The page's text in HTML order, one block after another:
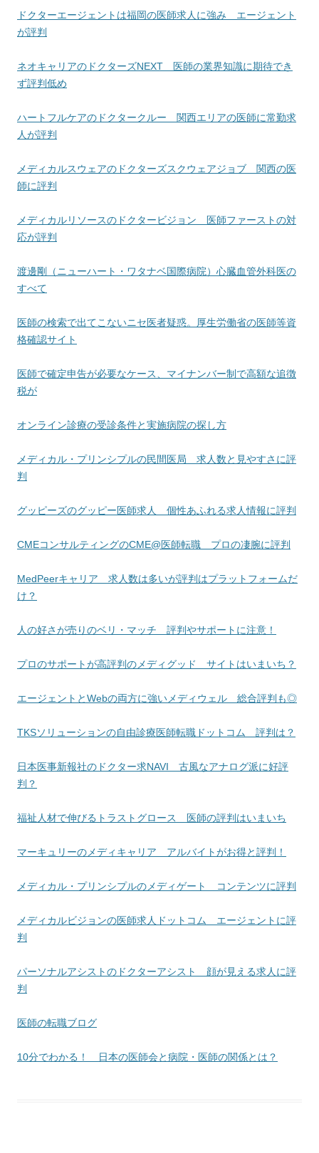
ドクターエージェントは福岡の医師求人に強み エージェント
が評判
ネオキャリアのドクターズNEXT 医師の業界知識に期待でき
ず評判低め
ハートフルケアのドクタークルー 関西エリアの医師に常勤求
人が評判
メディカルスウェアのドクターズスクウェアジョブ 関西の医
師に評判
メディカルリソースのドクタービジョン 医師ファーストの対
応が評判
渡邊剛（ニューハート・ワタナベ国際病院）心臓血管外科医の
すべて
医師の検索で出てこないニセ医者疑惑。厚生労働省の医師等資
格確認サイト
医師で確定申告が必要なケース、マイナンバー制で高額な追徴
税が
オンライン診療の受診条件と実施病院の探し方
メディカル・プリンシプルの民間医局 求人数と見やすさに評
判
グッピーズのグッピー医師求人 個性あふれる求人情報に評判
CMEコンサルティングのCME@医師転職 プロの凄腕に評判
MedPeerキャリア 求人数は多いが評判はプラットフォームだ
け？
人の好さが売りのベリ・マッチ 評判やサポートに注意！
プロのサポートが高評判のメディグッド サイトはいまいち？
エージェントとWebの両方に強いメディウェル 総合評判も◎
TKSソリューションの自由診療医師転職ドットコム 評判は？
日本医事新報社のドクター求NAVI 古風なアナログ派に好評
判？
福祉人材で伸びるトラストグロース 医師の評判はいまいち
マーキュリーのメディキャリア アルバイトがお得と評判！
メディカル・プリンシプルのメディゲート コンテンツに評判
メディカルビジョンの医師求人ドットコム エージェントに評
判
パーソナルアシストのドクターアシスト 顔が見える求人に評
判
医師の転職ブログ
10分でわかる！ 日本の医師会と病院・医師の関係とは？